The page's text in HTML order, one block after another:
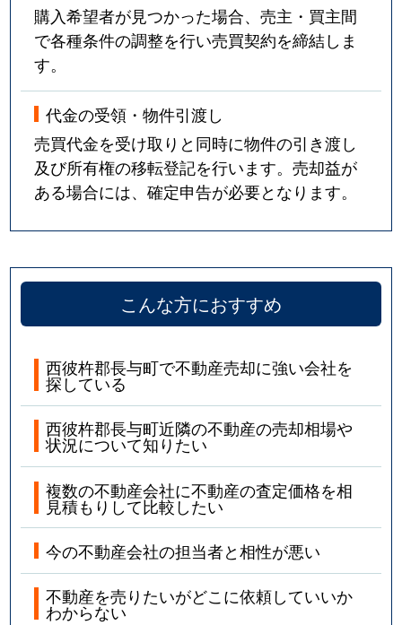
購入希望者が見つかった場合、売主・買主間
で各種条件の調整を行い売買契約を締結しま
す。
代金の受領・物件引渡し
売買代金を受け取りと同時に物件の引き渡し
及び所有権の移転登記を行います。売却益が
ある場合には、確定申告が必要となります。
こんな方におすすめ
西彼杵郡長与町で不動産売却に強い会社を
探している
西彼杵郡長与町近隣の不動産の売却相場や
状況について知りたい
複数の不動産会社に不動産の査定価格を相
見積もりして比較したい
今の不動産会社の担当者と相性が悪い
不動産を売りたいがどこに依頼していいか
わからない